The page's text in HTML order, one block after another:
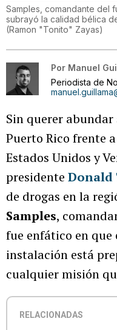
Samples, comandante del
subrayó la calidad bélica
(Ramon "Tonito" Zayas)
Por Manuel
Periodista de
Sin querer
Puerto Rico frente
Estados Unidos y
presidente Donald
de drogas en la
Samples,
fue enfático en
instalación está
cualquier misión
RELACIONADAS